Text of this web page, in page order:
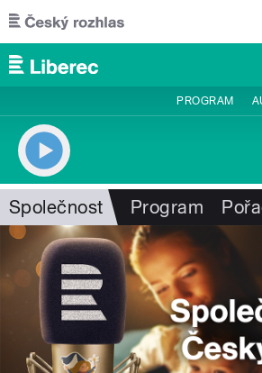
Přejít k hlavnímu obsahu
PROGRAM
Společnost Program